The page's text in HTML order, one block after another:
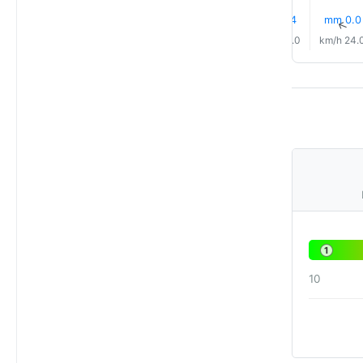
0.0 mm
↑
24.0
0.4 mm
23.0 km/h
1
10